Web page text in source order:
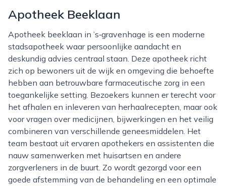
Apotheek Beeklaan
Apotheek beeklaan in ’s‑gravenhage is een moderne
stadsapotheek waar persoonlijke aandacht en
deskundig advies centraal staan. Deze apotheek richt
zich op bewoners uit de wijk en omgeving die behoefte
hebben aan betrouwbare farmaceutische zorg in een
toegankelijke setting. Bezoekers kunnen er terecht voor
het afhalen en inleveren van herhaalrecepten, maar ook
voor vragen over medicijnen, bijwerkingen en het veilig
combineren van verschillende geneesmiddelen. Het
team bestaat uit ervaren apothekers en assistenten die
nauw samenwerken met huisartsen en andere
zorgverleners in de buurt. Zo wordt gezorgd voor een
goede afstemming van de behandeling en een optimale